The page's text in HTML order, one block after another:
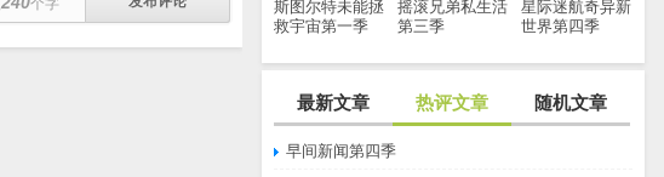
斯图尔特未能拯
救宇宙第一季
摇滚兄弟私生活
第三季
星际迷航奇异新
世界第四季
最新文章 热评文章 随机文章
早间新闻第四季